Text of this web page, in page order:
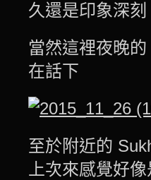
久還是印象深刻
當然這裡夜晚
在話下
至於附近的
上次來感覺好